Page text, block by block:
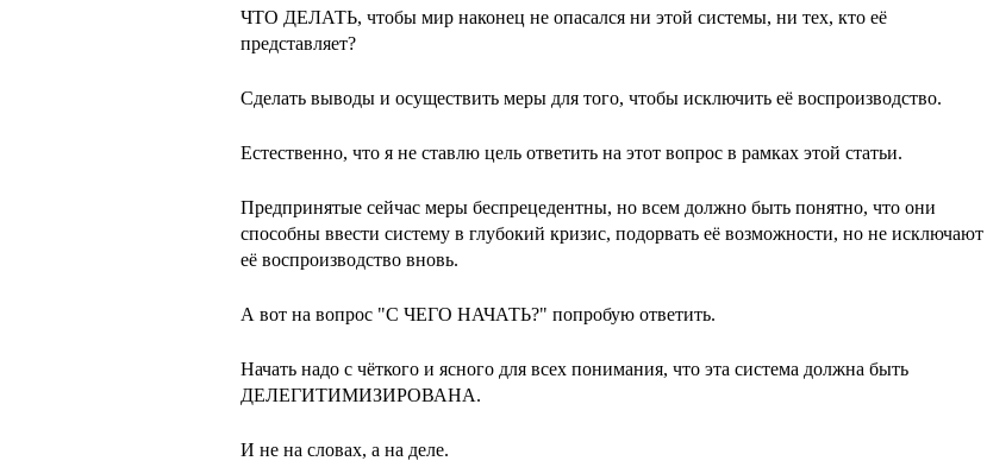
ЧТО ДЕЛАТЬ, чтобы мир наконец не опасался ни этой системы, ни тех, кто её
представляет?
Сделать выводы и осуществить меры для того, чтобы исключить её воспроизводство.
Естественно, что я не ставлю цель ответить на этот вопрос в рамках этой статьи.
Предпринятые сейчас меры беспрецедентны, но всем должно быть понятно, что они
способны ввести систему в глубокий кризис, подорвать её возможности, но не исключают
её воспроизводство вновь.
А вот на вопрос "С ЧЕГО НАЧАТЬ?" попробую ответить.
Начать надо с чёткого и ясного для всех понимания, что эта система должна быть
ДЕЛЕГИТИМИЗИРОВАНА.
И не на словах, а на деле.